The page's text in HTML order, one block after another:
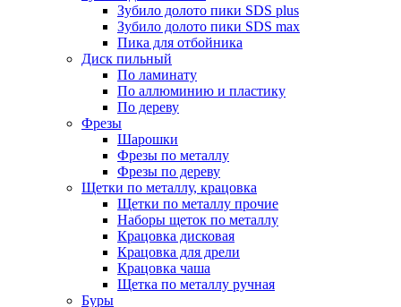
Зубило долото пики SDS plus
Зубило долото пики SDS max
Пика для отбойника
Диск пильный
По ламинату
По аллюминию и пластику
По дереву
Фрезы
Шарошки
Фрезы по металлу
Фрезы по дереву
Щетки по металлу, крацовка
Щетки по металлу прочие
Наборы щеток по металлу
Крацовка дисковая
Крацовка для дрели
Крацовка чаша
Щетка по металлу ручная
Буры